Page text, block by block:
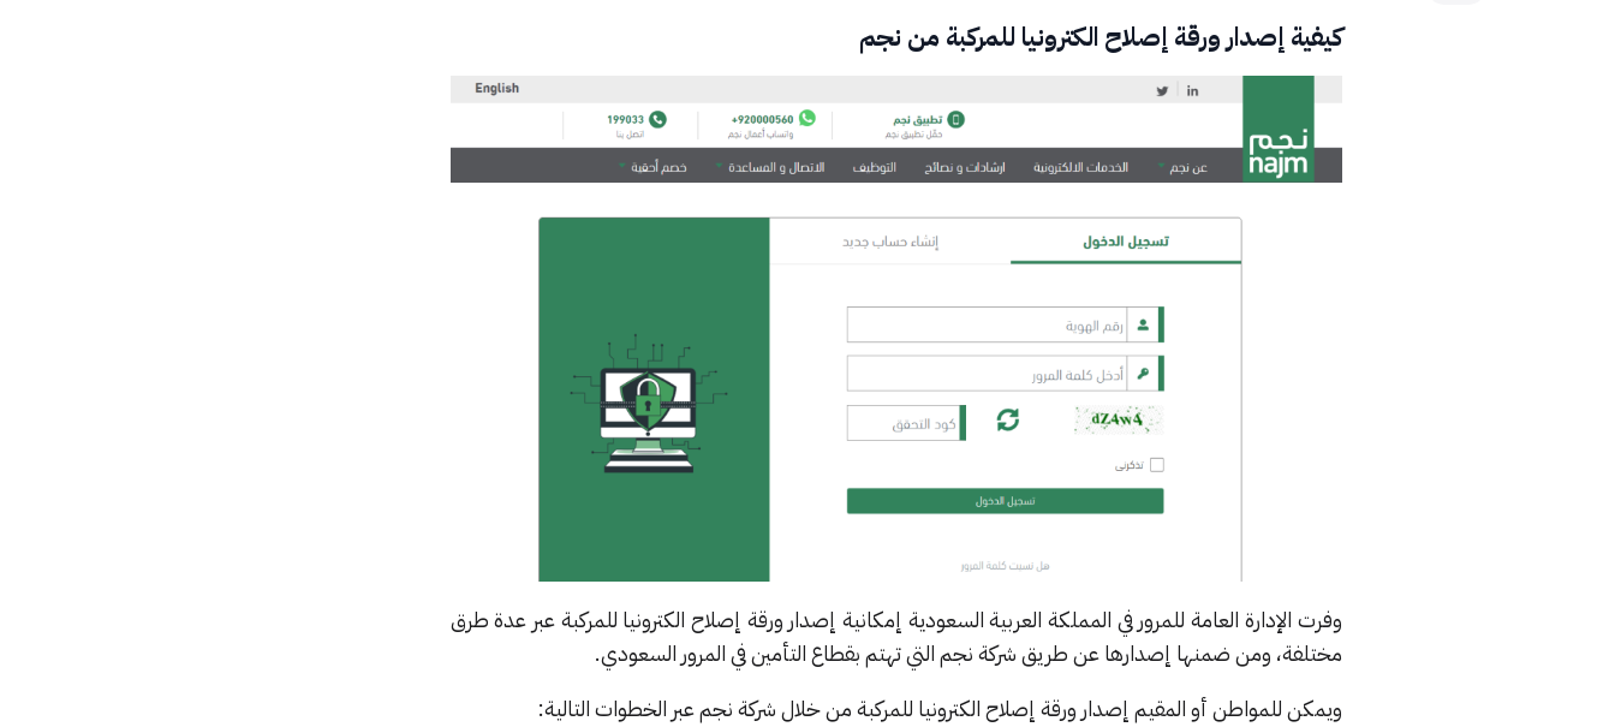
كيفية إصدار ورقة إصلاح الكترونيا للمركبة من نجم
وفرت الإدارة العامة للمرور في المملكة العربية السعودية إمكانية إصدار ورقة إصلاح الكترونيا للمركبة عبر عدة طرق
مختلفة، ومن ضمنها إصدارها عن طريق شركة نجم التي تهتم بقطاع التأمين في المرور السعودي.
ويمكن للمواطن أو المقيم إصدار ورقة إصلاح الكترونيا للمركبة من خلال شركة نجم عبر الخطوات التالية: